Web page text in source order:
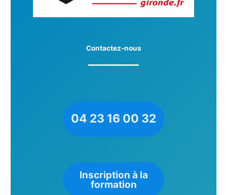
Contactez-nous
04 23 16 00 32
Inscription à la
formation